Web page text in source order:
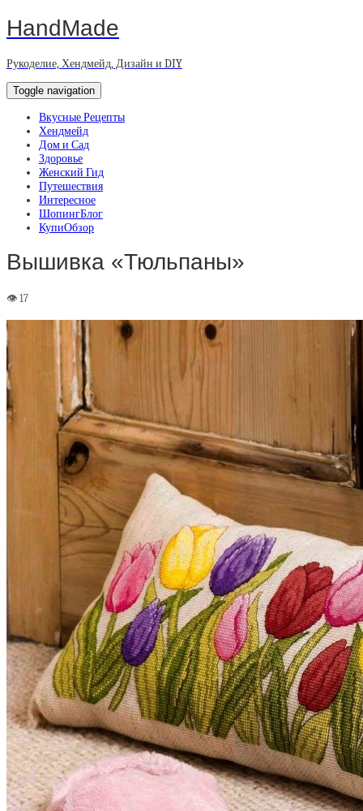
HandMade
Рукоделие, Хендмейд, Дизайн и DIY
Toggle navigation
Вкусные Рецепты
Хендмейд
Дом и Сад
Здоровье
Женский Гид
Путешествия
Интересное
ШопингБлог
КупиОбзор
Вышивка «Тюльпаны»